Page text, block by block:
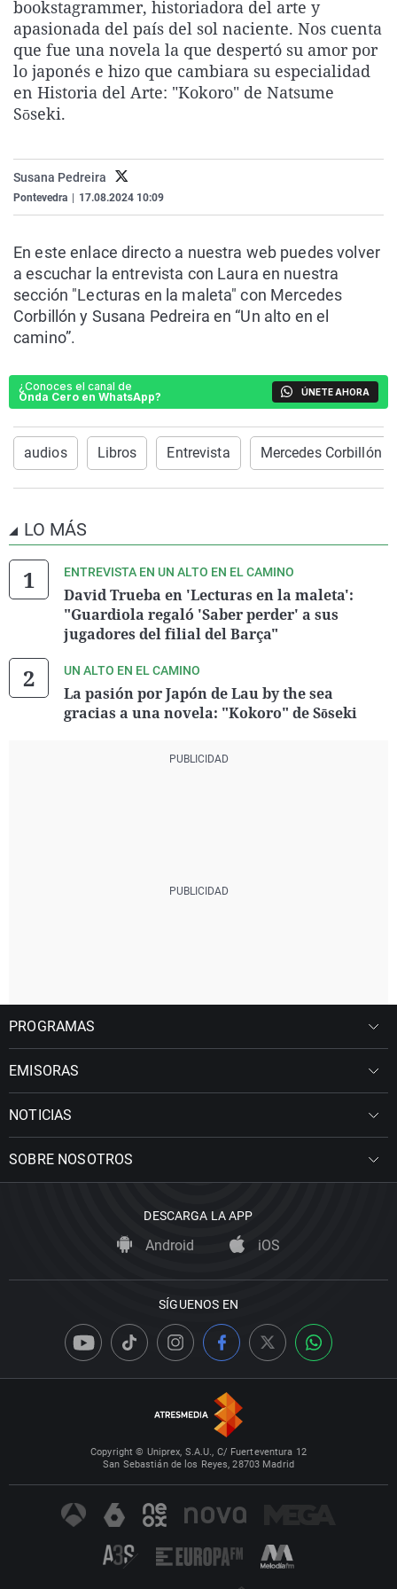
La rosa de los vientos
Gente viajera
Como el perro y el
Caso
Retornados
Equipo de
Extremadura
Galicia
La Rioja
Virales
Televisión
Elecciones
bookstagrammer, historiadora del arte y
apasionada del país del sol naciente. Nos cuenta
que fue una novela la que despertó su amor por
lo japonés e hizo que cambiara su especialidad
en Historia del Arte: "Kokoro" de Natsume
Sōseki.
Susana Pedreira
Pontevedra 17.08.2024 10:09
En este enlace directo a nuestra web puedes volver
a escuchar la entrevista con Laura en nuestra
sección "Lecturas en la maleta" con Mercedes
Corbillón y Susana Pedreira en “Un alto en el
camino”.
¿Conoces el canal de
Onda Cero en WhatsApp?
ÚNETE AHORA
audios Libros Entrevista Mercedes Corbillón
LO MÁS
ENTREVISTA EN UN ALTO EN EL CAMINO
David Trueba en 'Lecturas en la maleta':
"Guardiola regaló 'Saber perder' a sus
jugadores del filial del Barça"
UN ALTO EN EL CAMINO
La pasión por Japón de Lau by the sea
gracias a una novela: "Kokoro" de Sōseki
PROGRAMAS
EMISORAS
NOTICIAS
SOBRE NOSOTROS
DESCARGA LA APP
Android iOS
SÍGUENOS EN
Copyright © Uniprex, S.A.U., C/ Fuerteventura 12
San Sebastián de los Reyes, 28703 Madrid